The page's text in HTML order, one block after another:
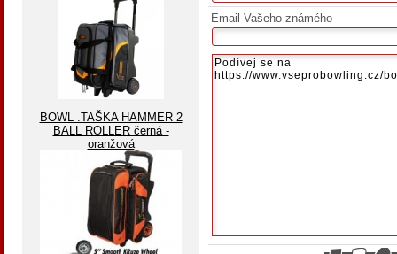
Email Vašeho známého
BOWL .TAŠKA HAMMER 2
BALL ROLLER černá -
oranžová